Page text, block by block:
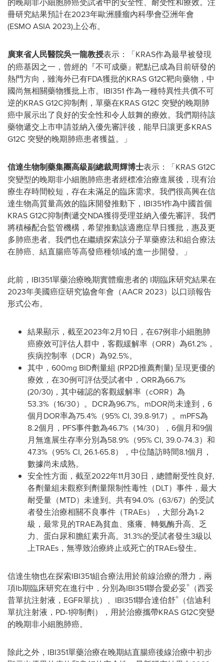
冊研究結果預計在2023年歐洲腫瘤內科學會亞洲年會
(ESMOASIA2023)上公布。
廣東省人民醫院吳一龍教授表示：「KRAS作為最早被發現
的癌基因之一，曾經的『不可成藥』靶點已成為目前研發的
熱門方向，雖海外已有FDA獲批的KRAS G12C靶向藥物，中
國尚無相關藥物獲批上市。IBI351 作為一種特異性共價不可
逆的KRAS G12C抑制劑，單藥在KRAS G12C 突變的晚期肺
癌中展示出了良好的安全性和令人鼓舞的療效。我們期待該
藥物遞交上市申請並納入優先審評後，能早日讓更多KRAS
G12C 突變的晚期肺癌患者獲益。」
信達生物制藥集團高級副總裁周輝博士表示：「KRAS G12C
突變型的晚期非小細胞肺癌患者經標准治療進展後，現有治
療生存時間較短，存在未滿足的臨床需求。我們很高興在信
達生物高質量高效的臨床開發推動下，IBI351作為中國首個
KRAS G12C抑制劑遞交NDA獲得受理並納入優先審評。我們
將積極配合監管機構，希望推動該適應症早日獲批，惠及更
多肺癌患者。我們也在繼續探索該分子單藥療法和組合療法
在肺癌、結直腸癌等高發癌種領域的進一步開發。」
此前，IBI351單藥治療晚期實體瘤患者的 I期臨床研究結果在
2023年美國癌症研究協會年會（AACR 2023）以口頭報告
形式公布。
結果顯示，截至2023年2月10日，在67例非小細胞肺
癌療效可評估人群中，客觀緩解率（ORR）為61.2%，
疾病控制率（DCR）為92.5%。
其中，600mg BID劑量組 (RP2D推薦劑量) 呈現更優的
療效，在30例可評估受試者中，ORR為66.7%
(20/30)，其中確認的客觀緩解率（cORR）為
53.3%（16/30）。DCR為96.7%。mDOR尚未達到，6
個月DOR率為75.4%（95% CI, 39.8-91.7）。mPFS為
8.2個月，PFS事件數為46.7%（14/30），6個月和9個
月無進展生存率分別為58.9%（95% CI, 39.0-74.3）和
47.3%（95% CI, 26.1-65.8），中位隨訪時間8.1個月，
數據尚未成熟。
安全性方面，截至2022年11月30日，總體耐受性良好,
各劑量組未觀察到劑量限制性毒性（DLT）事件，最大
耐受量（MTD）未達到。共有94.0%（63/67）的受試
者發生治療相關不良事件（TRAEs），大部分為1-2
級，最常見的TRAE為貧血、瘙癢、轉氨酶升高、乏
力、蛋白尿和膽紅素升高。31.3%的受試者發生3級以
上TRAEs，無導致治療終止或死亡的TRAEs發生。
信達生物也在探索IBI351組合療法用於前線治療的潛力，兩
項Ib期臨床研究在進行中，分別為IBI351聯合愛必妥® （西妥
昔單抗注射液，EGFR單抗）、IBI351聯合達伯舒® （信迪利
單抗注射液，PD-1抑制劑），用於治療攜帶KRAS G12C突變
的晚期非小細胞肺癌。
除此之外，IBI351單藥治療在晚期結直腸癌後線治療中初步